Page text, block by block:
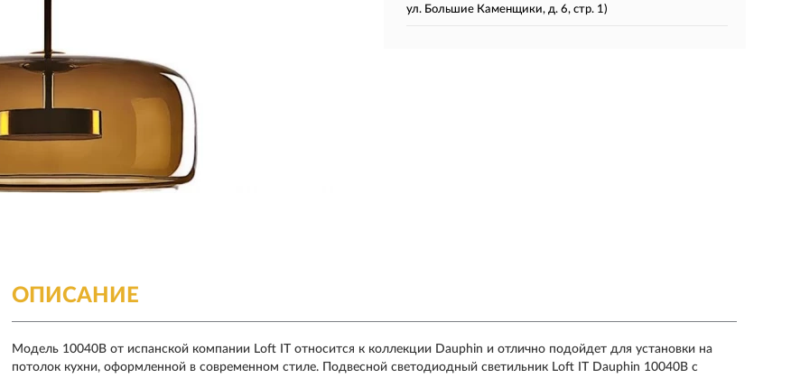
ул. Большие Каменщики, д. 6, стр. 1)
ОПИСАНИЕ
Модель 10040B от испанской компании Loft IT относится к коллекции Dauphin и отлично подойдет для установки на
потолок кухни, оформленной в современном стиле. Подвесной светодиодный светильник Loft IT Dauphin 10040B с